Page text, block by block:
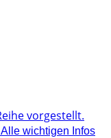
wichtigen Infos